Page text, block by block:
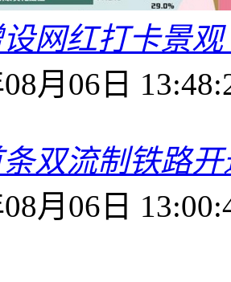
网红打卡景
月06日
双流制铁路
月06日